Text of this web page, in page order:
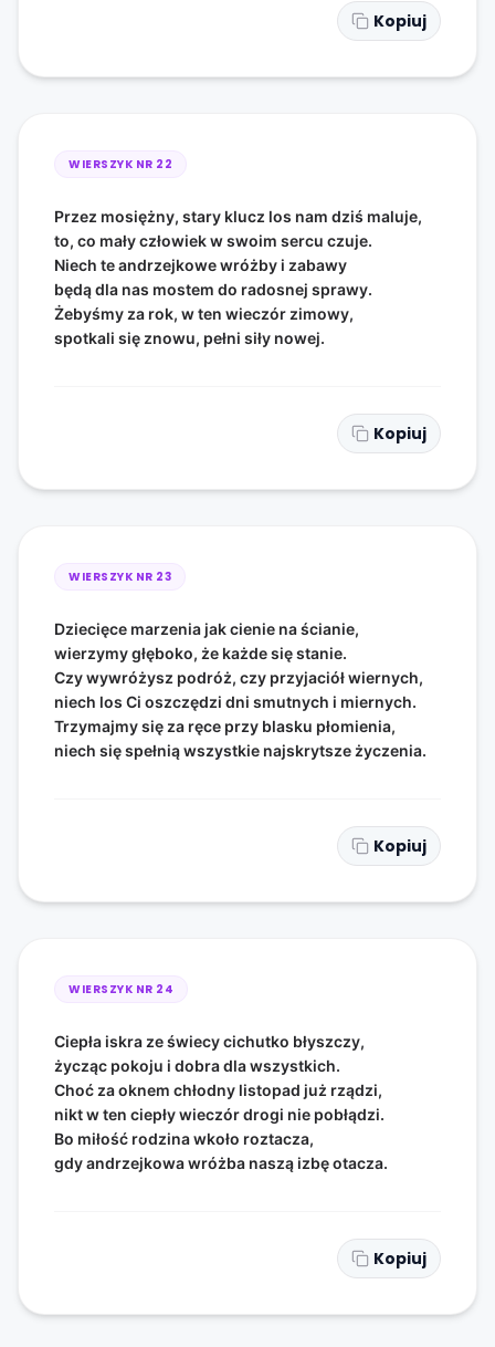
Kopiuj
WIERSZYK NR 22
Przez mosiężny, stary klucz los nam dziś maluje,
to, co mały człowiek w swoim sercu czuje.
Niech te andrzejkowe wróżby i zabawy
będą dla nas mostem do radosnej sprawy.
Żebyśmy za rok, w ten wieczór zimowy,
spotkali się znowu, pełni siły nowej.
Kopiuj
WIERSZYK NR 23
Dziecięce marzenia jak cienie na ścianie,
wierzymy głęboko, że każde się stanie.
Czy wywróżysz podróż, czy przyjaciół wiernych,
niech los Ci oszczędzi dni smutnych i miernych.
Trzymajmy się za ręce przy blasku płomienia,
niech się spełnią wszystkie najskrytsze życzenia.
Kopiuj
WIERSZYK NR 24
Ciepła iskra ze świecy cichutko błyszczy,
życząc pokoju i dobra dla wszystkich.
Choć za oknem chłodny listopad już rządzi,
nikt w ten ciepły wieczór drogi nie pobłądzi.
Bo miłość rodzina wkoło roztacza,
gdy andrzejkowa wróżba naszą izbę otacza.
Kopiuj